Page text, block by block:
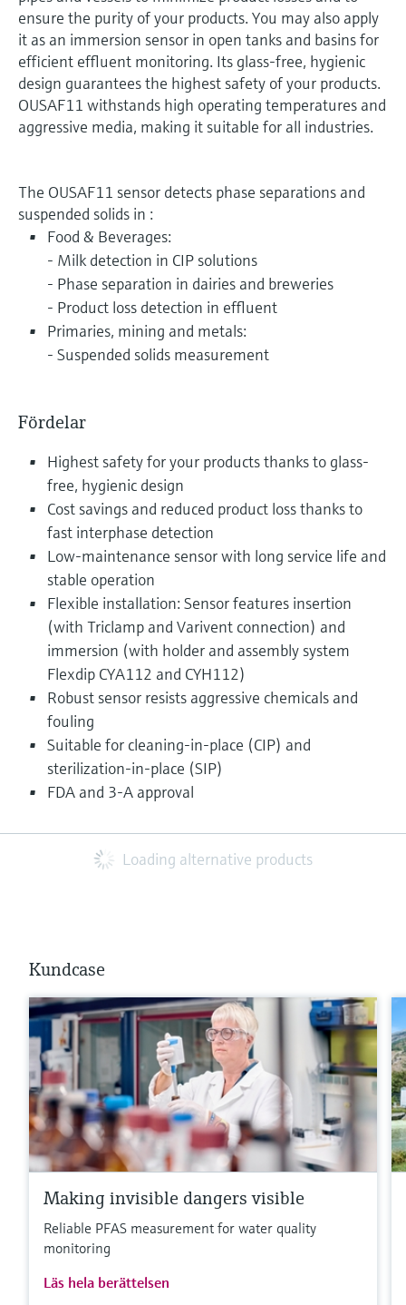
ensure the purity of your products. You may also apply
it as an immersion sensor in open tanks and basins for
efficient effluent monitoring. Its glass-free, hygienic
design guarantees the highest safety of your products.
OUSAF11 withstands high operating temperatures and
aggressive media, making it suitable for all industries.
The OUSAF11 sensor detects phase separations and
suspended solids in :
Food & Beverages:
- Milk detection in CIP solutions
- Phase separation in dairies and breweries
- Product loss detection in effluent
Primaries, mining and metals:
- Suspended solids measurement
Fördelar
Highest safety for your products thanks to glass-
free, hygienic design
Cost savings and reduced product loss thanks to
fast interphase detection
Low-maintenance sensor with long service life and
stable operation
Flexible installation: Sensor features insertion
(with Triclamp and Varivent connection) and
immersion (with holder and assembly system
Flexdip CYA112 and CYH112)
Robust sensor resists aggressive chemicals and
fouling
Suitable for cleaning-in-place (CIP) and
sterilization-in-place (SIP)
FDA and 3-A approval
Loading alternative products
Kundcase
Making invisible dangers visible
Reliable PFAS measurement for water quality
monitoring
Läs hela berättelsen